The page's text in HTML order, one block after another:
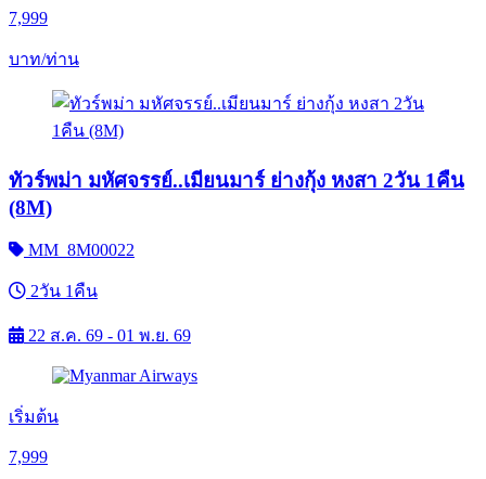
7,999
บาท/ท่าน
ทัวร์พม่า มหัศจรรย์..เมียนมาร์ ย่างกุ้ง หงสา 2วัน 1คืน
(8M)
MM_8M00022
2วัน 1คืน
22 ส.ค. 69 - 01 พ.ย. 69
เริ่มต้น
7,999